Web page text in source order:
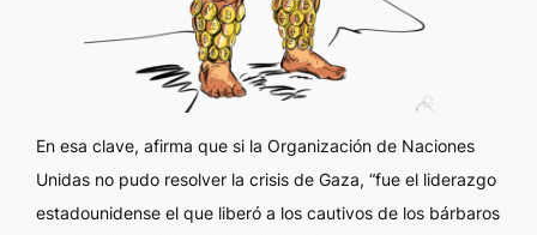
En esa clave, afirma que si la Organización de Naciones
Unidas no pudo resolver la crisis de Gaza, “fue el liderazgo
estadounidense el que liberó a los cautivos de los bárbaros